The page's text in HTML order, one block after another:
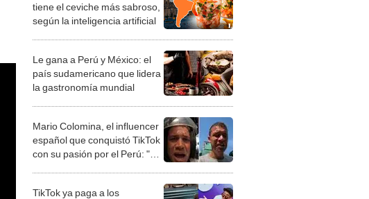
tiene el ceviche más sabroso,
según la inteligencia artificial
Le gana a Perú y México: el
país sudamericano que lidera
la gastronomía mundial
Mario Colomina, el influencer
español que conquistó TikTok
con su pasión por el Perú: "Mi
TikTok ya paga a los